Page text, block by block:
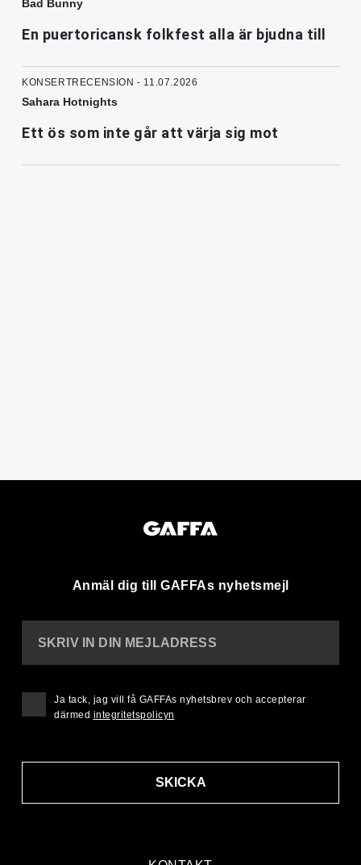
Bad Bunny
En puertoricansk folkfest alla är bjudna till
KONSERTRECENSION - 11.07.2026
Sahara Hotnights
Ett ös som inte går att värja sig mot
Anmäl dig till GAFFAs nyhetsmejl
SKRIV IN DIN MEJLADRESS
SKICKA
Ja tack, jag vill få GAFFAs nyhetsbrev och accepterar
därmed integritetspolicyn